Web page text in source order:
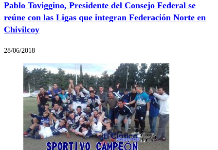
Pablo Toviggino, Presidente del Consejo Federal se
reúne con las Ligas que integran Federación Norte en
Chivilcoy
28/06/2018